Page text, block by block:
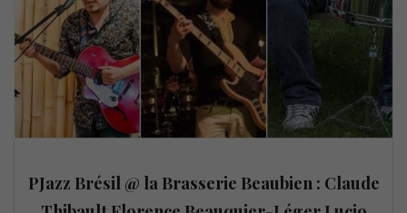
PJazz Brésil @ la Brasserie Beaubien : Claude